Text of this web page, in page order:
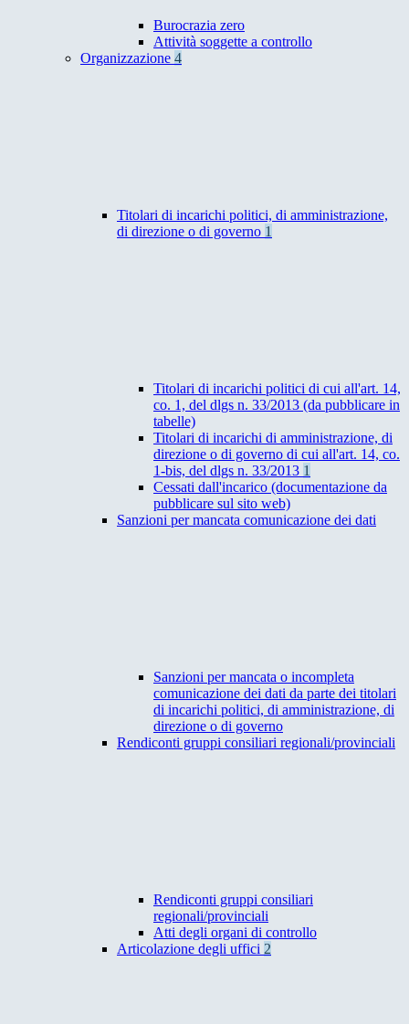
Burocrazia zero
Attività soggette a controllo
Organizzazione 4
Titolari di incarichi politici, di amministrazione,
di direzione o di governo 1
Titolari di incarichi politici di cui all'art. 14,
co. 1, del dlgs n. 33/2013 (da pubblicare in
tabelle)
Titolari di incarichi di amministrazione, di
direzione o di governo di cui all'art. 14, co.
1-bis, del dlgs n. 33/2013 1
Cessati dall'incarico (documentazione da
pubblicare sul sito web)
Sanzioni per mancata comunicazione dei dati
Sanzioni per mancata o incompleta
comunicazione dei dati da parte dei titolari
di incarichi politici, di amministrazione, di
direzione o di governo
Rendiconti gruppi consiliari regionali/provinciali
Rendiconti gruppi consiliari
regionali/provinciali
Atti degli organi di controllo
Articolazione degli uffici 2